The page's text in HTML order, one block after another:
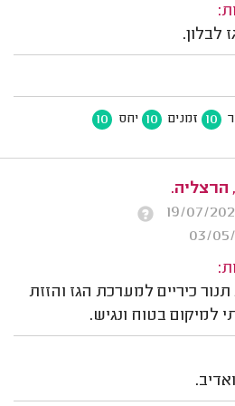
לבלון.
10 זמנים 10 יחס 10
הרצליה.
תנור כיריים למערכת הגז והזזת
למיקום בטוח ונגיש.